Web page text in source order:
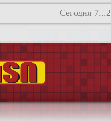
Сегодня 7...2